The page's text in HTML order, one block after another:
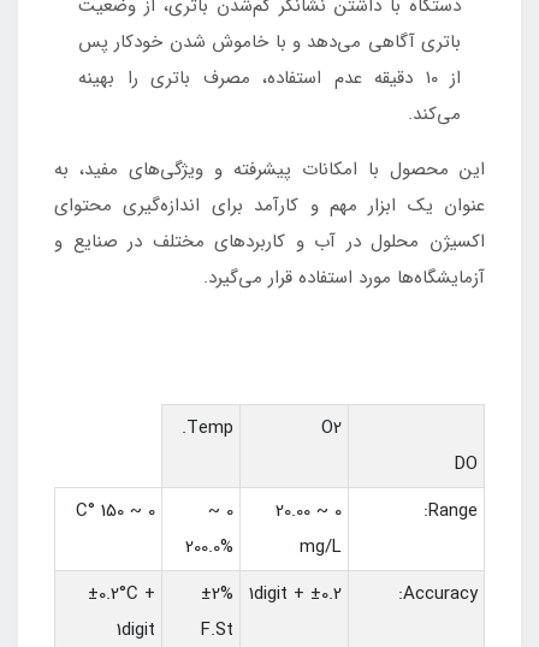
دستگاه با داشتن نشانگر کم‌شدن باتری، از وضعیت
باتری آگاهی می‌دهد و با خاموش شدن خودکار پس
از ۱۰ دقیقه عدم استفاده، مصرف باتری را بهینه
می‌کند.
این محصول با امکانات پیشرفته و ویژگی‌های مفید، به
عنوان یک ابزار مهم و کارآمد برای اندازه‌گیری محتوای
اکسیژن محلول در آب و کاربردهای مختلف در صنایع و
آزمایشگاه‌ها مورد استفاده قرار می‌گیرد.
DO
O2
Temp.
Range:
0 ~ 20.00
mg/L
0 ~
200.0%
0 ~ 150 °C
Accuracy:
±0.2 + 1digit
±2%
F.St
±0.2°C +
1digit